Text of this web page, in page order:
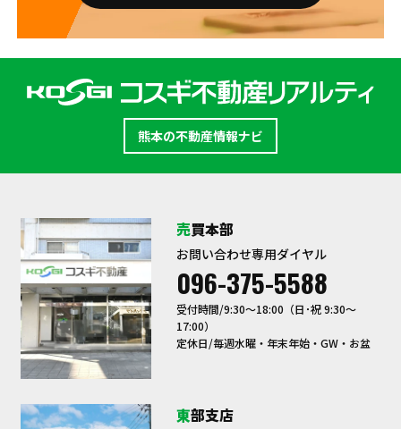
熊本の不動産情報ナビ
売買本部
お問い合わせ専用ダイヤル
096-375-5588
受付時間/9:30〜18:00（日･祝 9:30～
17:00）
定休日/毎週水曜・年末年始・GW・お盆
東部支店